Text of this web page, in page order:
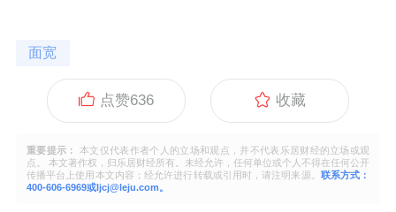
面宽
点赞636 收藏
重要提示：
本文仅代表作者个人的立场和观点，并不代表乐居财经的立场或观
点。 本文著作权，归乐居财经所有。未经允许，任何单位或个人不得在任何公开
传播平台上使用本文内容；经允许进行转载或引用时，请注明来源。 联系方式：
400-606-6969或ljcj@leju.com。